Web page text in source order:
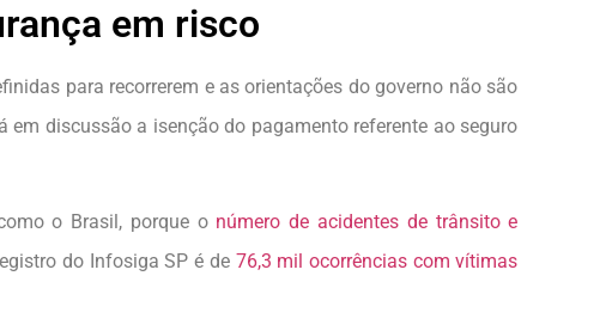
em risco
para recorrerem e as orientações do governo não são
em discussão a isenção do pagamento referente ao seguro
o Brasil, porque o número de acidentes de trânsito e
do Infosiga SP é de 76,3 mil ocorrências com vítimas